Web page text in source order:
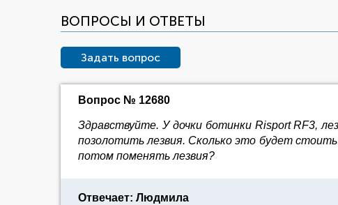
ВОПРОСЫ И ОТВЕТЫ
Задать вопрос
Вопрос № 12680
Здравствуйте. У дочки ботинки Risport RF3,
позолотить лезвия. Сколько это будет
потом поменять лезвия?
Отвечает: Людмила